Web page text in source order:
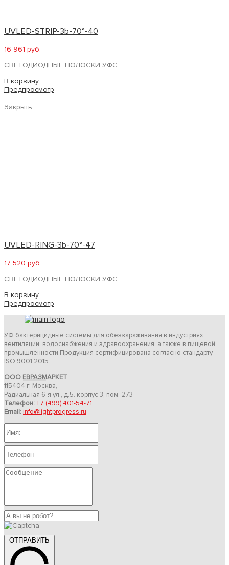
UVLED-STRIP-3b-70°-40
16 961 руб.
СВЕТОДИОДНЫЕ ПОЛОСКИ УФС
В корзину
Предпросмотр
Закрыть
UVLED-RING-3b-70°-47
17 520 руб.
СВЕТОДИОДНЫЕ ПОЛОСКИ УФС
В корзину
Предпросмотр
УФ бактерицидные системы для обеззараживания в индустриях
вентиляции, водоснабжения и здравоохранения, а также в пищевой
промышленности.Продукция сертифицирована согласно стандарту
ISO 9001:2015.
ООО ЕВРАЗМАРКЕТ
115404 г. Москва,
Радиальная 6-я ул., д.5. корпус 3, пом. 273
Телефон:+7 (499) 401-54-71
Email: info@lightprogress.ru
ОТПРАВИТЬ